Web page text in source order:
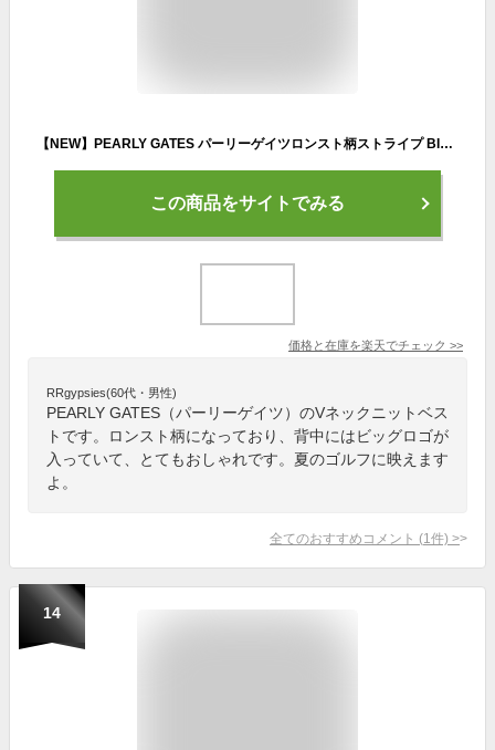
【NEW】PEARLY GATES パーリーゲイツロンスト柄ストライプ BIGバックロゴ！コットンビームメンズ Vネックニットベスト=JAPAN MADE= 053-3173203/23AF
この商品をサイトでみる
価格と在庫を楽天でチェック >>
RRgypsies(60代・男性)
PEARLY GATES（パーリーゲイツ）のVネックニットベス
トです。ロンスト柄になっており、背中にはビッグロゴが
入っていて、とてもおしゃれです。夏のゴルフに映えます
よ。
全てのおすすめコメント (1 件) >
14